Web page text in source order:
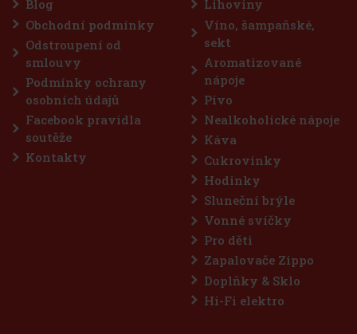
ji můžete mít stále po ruce – v autě,
57 Kč
Do košíku
Sleva: 43%
Akce
Blog
Obchodní podmínky
Odstroupení od
smlouvy
Podmínky ochrany
osobních údajů
Facebook pravidla
soutěže
Kontakty
Lihoviny
Víno, šampaňské,
sekt
Aromatizované
nápoje
Pivo
Nealkoholické nápoje
Káva
Cukrovinky
Hodinky
Sluneční brýle
Vonné svíčky
Pro děti
Zapalovače Zippo
Doplňky & Sklo
Hi-Fi elektro